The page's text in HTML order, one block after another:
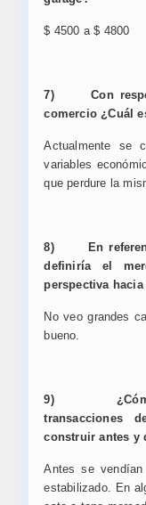
$ 4500 a $ 4800
7)Con
comercio ¿Cuál
Actualmente se
variables
que perdure la
8)
En
definiría el
perspectiva hacia
No veo grandes
bueno.
9)
transacciones
construir antes y
Antes se
estabilizado. En